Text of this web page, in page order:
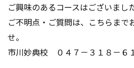
ご興味のあるコースはございまし
ご不明点・ご質問は、こちらまで
せ。
市川妙典校 ０４７－３１８－６